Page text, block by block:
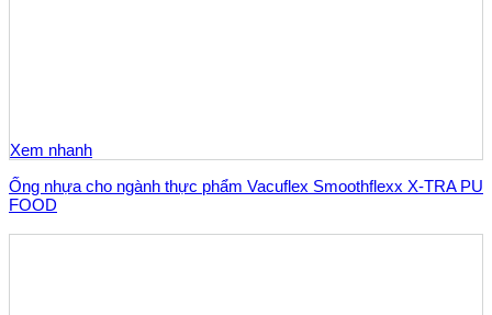
Xem nhanh
Ống nhựa cho ngành thực phẩm Vacuflex Smoothflexx X-TRA PU
FOOD